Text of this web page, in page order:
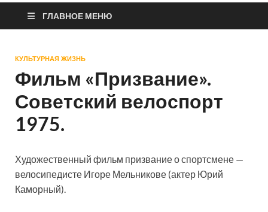
ГЛАВНОЕ МЕНЮ
КУЛЬТУРНАЯ ЖИЗНЬ
Фильм «Призвание».
Советский велоспорт
1975.
Художественный фильм призвание о спортсмене —
велосипедисте Игоре Мельникове (актер Юрий
Каморный).